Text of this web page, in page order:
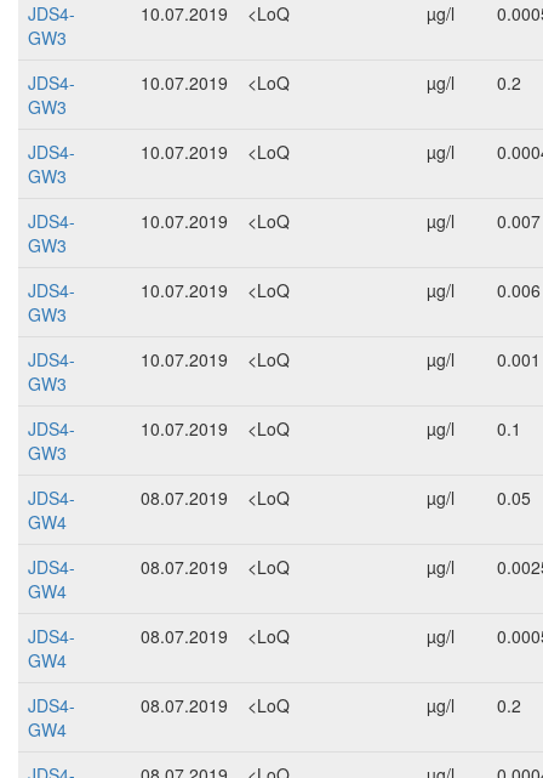
JDS4-
GW3
10.07.2019 <LoQ µg/l
JDS4-
GW3
10.07.2019 <LoQ µg/l 0.2
JDS4-
GW3
10.07.2019 <LoQ µg/l
JDS4-
GW3
10.07.2019 <LoQ µg/l 0.007
JDS4-
GW3
10.07.2019 <LoQ µg/l 0.006
JDS4-
GW3
10.07.2019 <LoQ µg/l 0.001
JDS4-
GW3
10.07.2019 <LoQ µg/l 0.1
JDS4-
GW4
08.07.2019 <LoQ µg/l 0.05
JDS4-
GW4
08.07.2019 <LoQ µg/l
JDS4-
GW4
08.07.2019 <LoQ µg/l
JDS4-
GW4
08.07.2019 <LoQ µg/l 0.2